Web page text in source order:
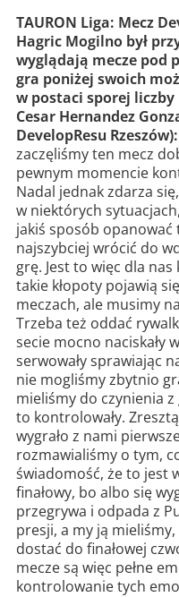
TAURON Liga: Mecz
Hagric Mogilno był
wyglądają mecze pod
gra poniżej swoich
w postaci sporej liczby
Cesar Hernandez
DevelopResu Rzeszów):
zaczęliśmy ten mecz
pewnym momencie
Nadal jednak zdarza
w niektórych
jakiś sposób opanować
najszybciej wrócić do
grę. Jest to więc dla
takie kłopoty pojawią
meczach, ale musimy
Trzeba też oddać
secie mocno naciskały
serwowały sprawiając
nie mogliśmy zbytnio
mieliśmy do czynienia z
to kontrolowały.
wygrało z nami
rozmawialiśmy o tym,
świadomość, że to jest
finałowy, bo albo się
przegrywa i odpada z
presji, a my ją
dostać do finałowej
mecze są więc pełne
kontrolowanie tych